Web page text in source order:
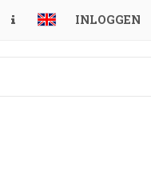
INLOGGEN